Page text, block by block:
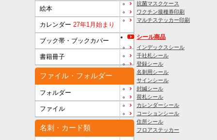
絵本
カレンダー 27年1月始まり
ブック帯・ブックカバー
書籍冊子
ファイル・フォルダー
フォルダー
ファイル
名刺・カード類
抗菌マスクケース
ワクチン接種券印刷
マルチステッカー印刷
シール商品
インデックスシール
千社札シール
登録シール
名刺用シール
サインシール
封緘シール
荷札シール
カレンダーシール
コーションシール
住所シール
フロアステッカー